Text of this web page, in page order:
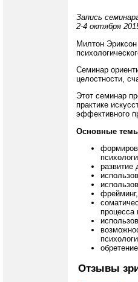
Запись
2-4 октября
Милтон Эриксон
Семинар
целостности,
Этот семинар
практике
эффективного
Основные
развитие
Отзывы